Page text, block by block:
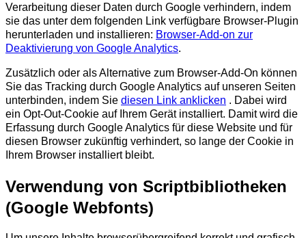
Verarbeitung dieser Daten durch Google verhindern, indem
sie das unter dem folgenden Link verfügbare Browser-Plugin
herunterladen und installieren: Browser-Add-on zur
Deaktivierung von Google Analytics.
Zusätzlich oder als Alternative zum Browser-Add-On können
Sie das Tracking durch Google Analytics auf unseren Seiten
unterbinden, indem Sie diesen Link anklicken . Dabei wird
ein Opt-Out-Cookie auf Ihrem Gerät installiert. Damit wird die
Erfassung durch Google Analytics für diese Website und für
diesen Browser zukünftig verhindert, so lange der Cookie in
Ihrem Browser installiert bleibt.
Verwendung von Scriptbibliotheken
(Google Webfonts)